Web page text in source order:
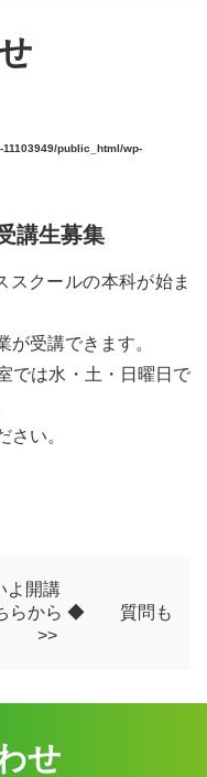
public_html/wp-
講生募集
スクールの本科が始ま
受講できます。
では水・土・日曜日で
さい。
よ開講
ちらから ◆ 質問も
! >>
せ